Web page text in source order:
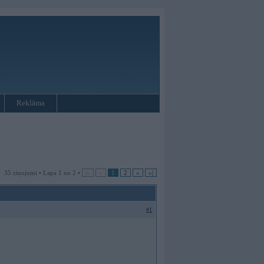
Reklāma
35 ziņojumi • Lapa 1 no 2 • |« « 1 2 » »|
#1